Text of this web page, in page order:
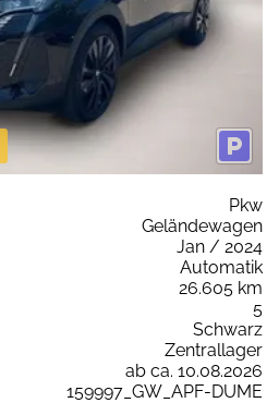
Pkw
Geländewagen
Jan / 2024
Automatik
26.605 km
5
Schwarz
Zentrallager
ab ca. 10.08.2026
159997_GW_APF-DUME